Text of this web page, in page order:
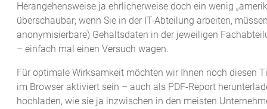
Herangehensweise ja ehrlicherweise doch ein wenig
überschaubar; wenn Sie in der IT-Abteilung arbeiten,
anonymisierbare) Gehaltsdaten in der jeweiligen
– einfach mal einen Versuch wagen.
Für optimale Wirksamkeit möchten wir Ihnen noch diesen
im Browser aktiviert sein – auch als PDF-Report
hochladen, wie sie ja inzwischen in den meisten